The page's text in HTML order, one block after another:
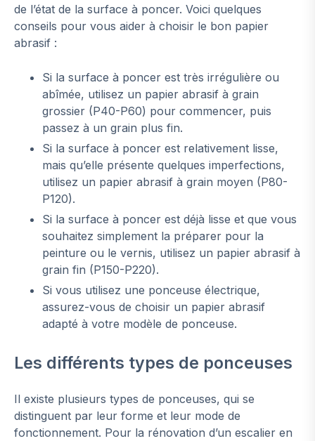
de l’état de la surface à poncer. Voici quelques
conseils pour vous aider à choisir le bon papier
abrasif :
Si la surface à poncer est très irrégulière ou
abîmée, utilisez un papier abrasif à grain
grossier (P40-P60) pour commencer, puis
passez à un grain plus fin.
Si la surface à poncer est relativement lisse,
mais qu’elle présente quelques imperfections,
utilisez un papier abrasif à grain moyen (P80-
P120).
Si la surface à poncer est déjà lisse et que vous
souhaitez simplement la préparer pour la
peinture ou le vernis, utilisez un papier abrasif à
grain fin (P150-P220).
Si vous utilisez une ponceuse électrique,
assurez-vous de choisir un papier abrasif
adapté à votre modèle de ponceuse.
Les différents types de ponceuses
Il existe plusieurs types de ponceuses, qui se
distinguent par leur forme et leur mode de
fonctionnement. Pour la rénovation d’un escalier en